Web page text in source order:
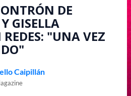
DE
GISELLA
"UNA VEZ
Caipillán